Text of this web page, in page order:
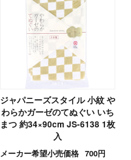
ジャパニーズスタイル 小紋 や
わらかガーゼのてぬぐい いち
まつ 約34×90cm JS-6138 1枚
入
メーカー希望小売価格 700円